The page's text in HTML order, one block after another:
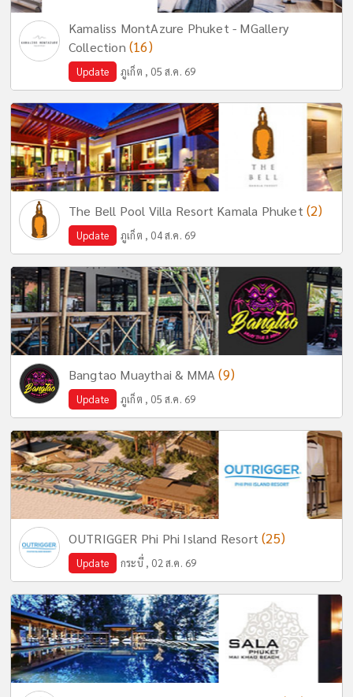
Kamaliss MontAzure Phuket - MGallery
Collection (16)
Update ภูเก็ต , 05 ส.ค. 69
The Bell Pool Villa Resort Kamala Phuket (2)
Update ภูเก็ต , 04 ส.ค. 69
Bangtao Muaythai & MMA(9)
Update ภูเก็ต , 05 ส.ค. 69
OUTRIGGER Phi Phi Island Resort(25)
Update กระบี่ , 02 ส.ค. 69